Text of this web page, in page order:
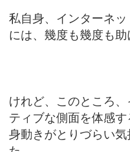
私自身、インターネ
には、幾度も幾度も助
けれど、このところ
ティブな側面を体感す
身動きがとりづらい